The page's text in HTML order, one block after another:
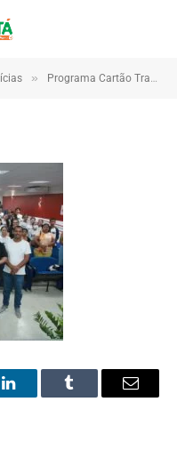
» Programa Cartão Transporte Universitário beneficia estudantes em Coroatá
LinkedInTumblr Email